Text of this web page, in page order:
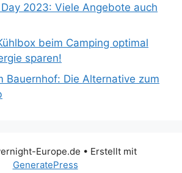
2023: Viele Angebote auch
beim Camping optimal
sparen!
Bauernhof: Die Alternative zum
Europe.de • Erstellt mit
GeneratePress